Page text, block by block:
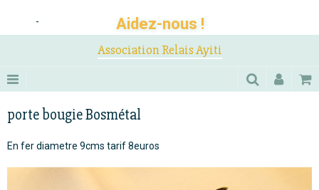
Aidez-nous !
-
Association Relais Ayiti
porte bougie Bosmétal
En fer diametre 9cms tarif 8euros